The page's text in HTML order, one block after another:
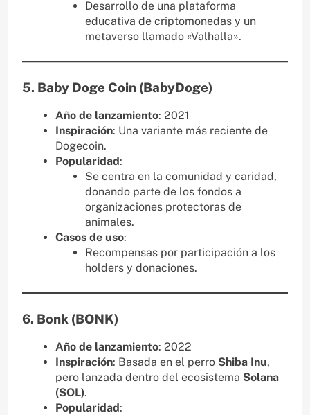
Desarrollo de una plataforma
educativa de criptomonedas y un
metaverso llamado «Valhalla».
5. Baby Doge Coin (BabyDoge)
Año de lanzamiento: 2021
Inspiración: Una variante más reciente de
Dogecoin.
Popularidad:
Se centra en la comunidad y caridad,
donando parte de los fondos a
organizaciones protectoras de
animales.
Casos de uso:
Recompensas por participación a los
holders y donaciones.
6. Bonk (BONK)
Año de lanzamiento: 2022
Inspiración: Basada en el perro Shiba Inu,
pero lanzada dentro del ecosistema Solana
(SOL).
Popularidad: